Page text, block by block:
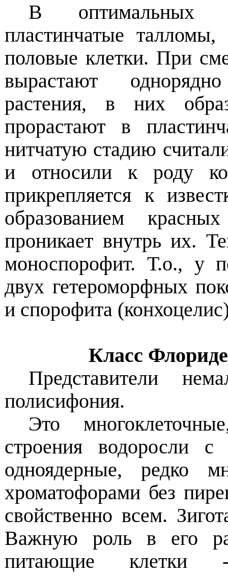
В оптимальных
пластинчатые
половые клетки. При
вырастают
растения, в них
прорастают в
нитчатую стадию
и относили к роду
прикрепляется к
образованием
проникает внутрь их.
моноспорофит. Т.о., у
двух гетероморфных
и спорофита
Класс
Представители
полисифония.
Это
строения водоросли
одноядерные, редко
хроматофорами без
свойственно всем.
Важную роль в его
питающие клетки -